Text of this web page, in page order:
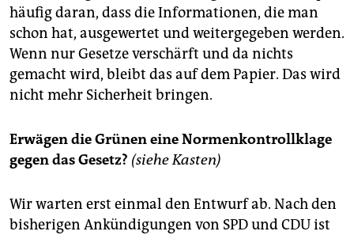
häufig daran, dass die Informationen, die man
schon hat, ausgewertet und weitergegeben werden.
Wenn nur Gesetze verschärft und da nichts
gemacht wird, bleibt das auf dem Papier. Das wird
nicht mehr Sicherheit bringen.
Erwägen die Grünen eine Normenkontrollklage
gegen das Gesetz? (siehe Kasten)
Wir warten erst einmal den Entwurf ab. Nach den
bisherigen Ankündigungen von SPD und CDU ist